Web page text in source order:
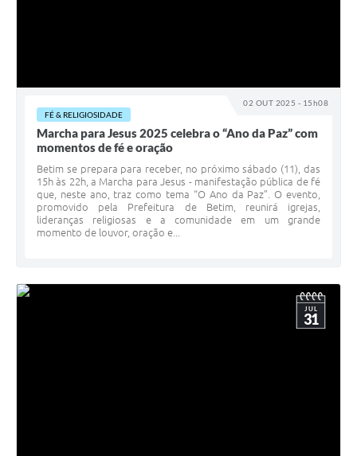
02 OUT 2025 - 15h08
FÉ & RELIGIOSIDADE
Marcha para Jesus 2025 celebra o “Ano da Paz” com
momentos de fé e oração
Betim se prepara para receber, no próximo sábado (11), das
15h às 22h, a Marcha para Jesus - manifestação pública de fé
que, neste ano, traz como tema “O Ano da Paz”. O evento,
promovido pela Prefeitura de Betim, reunirá igrejas,
lideranças religiosas e a comunidade em um grande
momento de louvor, oração e...
JUL
31